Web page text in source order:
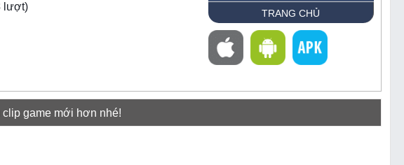
lượt)
TRANG CHỦ
game mới hơn nhé!